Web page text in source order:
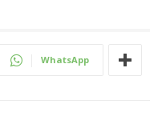
WhatsApp